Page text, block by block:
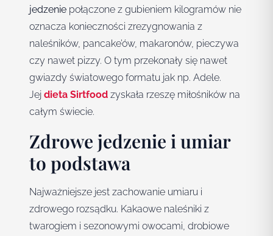
jedzenie połączone z gubieniem kilogramów nie
oznacza konieczności zrezygnowania z
naleśników, pancake’ów, makaronów, pieczywa
czy nawet pizzy. O tym przekonały się nawet
gwiazdy światowego formatu jak np. Adele.
Jej dieta Sirtfood zyskała rzeszę miłośników na
całym świecie.
Zdrowe jedzenie i umiar
to podstawa
Najważniejsze jest zachowanie umiaru i
zdrowego rozsądku. Kakaowe naleśniki z
twarogiem i sezonowymi owocami, drobiowe